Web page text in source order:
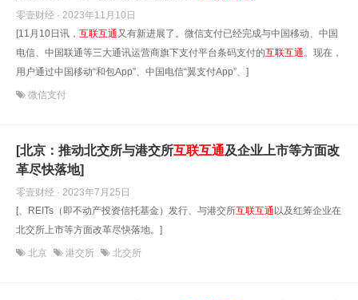
零壹财经 · 2023年11月10日
[11月10日讯， 互联互通又有新进展了。微信支付已经完成与中国移动、中国
电信、中国联通等三大通讯运营商旗下支付平台条码支付的互联互通。现在，
用户通过中国移动“和包App”、中国电信“翼支付App”、]
微信支付
[北京：推动北交所与港交所互联互通及企业上市等方面改
革尽快落地]
零壹财经 · 2023年7月25日
[、REITs（即不动产投资信托基金）发行、与港交所互联互通以及红筹企业在
北交所上市等方面改革尽快落地。]
北京 港交所 北交所